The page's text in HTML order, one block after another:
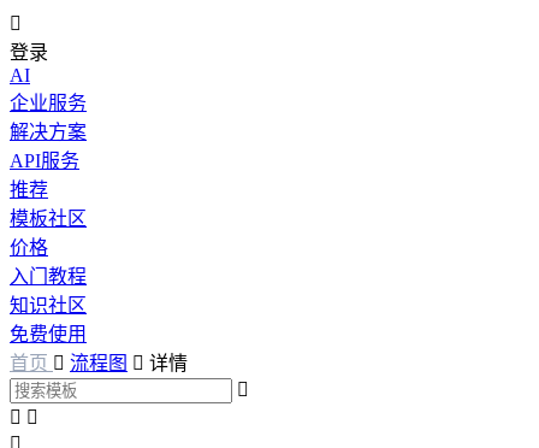

登录
AI
企业服务
解决方案
API服务
推荐
模板社区
价格
入门教程
知识社区
免费使用
首页  流程图  详情

 
